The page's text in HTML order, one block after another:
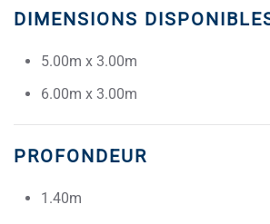
DIMENSIONS
5.00m x 3.00m
6.00m x 3.00m
PROFONDEUR
1.40m